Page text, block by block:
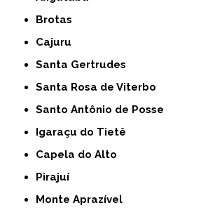
Brotas
Cajuru
Santa Gertrudes
Santa Rosa de Viterbo
Santo Antônio de Posse
Igaraçu do Tietê
Capela do Alto
Pirajuí
Monte Aprazível